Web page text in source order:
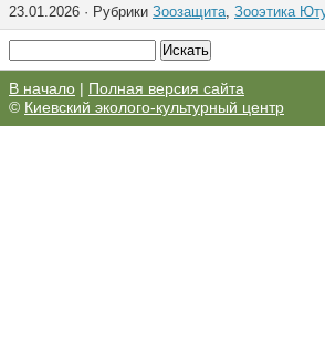
23.01.2026 · Рубрики Зоозащита, Зооэтика
В начало | Полная версия сайта
© Киевский эколого-культурный центр